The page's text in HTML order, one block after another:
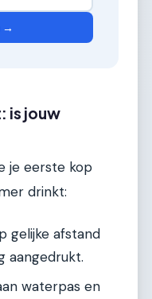
→
is jouw
je eerste kop
drinkt:
gelijke afstand
aangedrukt.
waterpas en